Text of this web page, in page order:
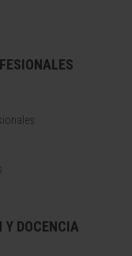
Y DOCENCIA